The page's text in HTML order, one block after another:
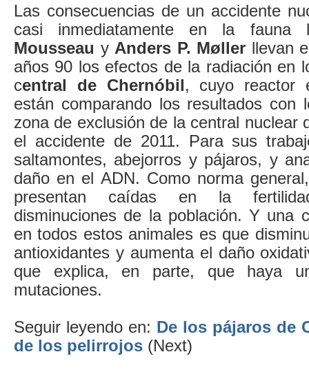
Las consecuencias de un accidente
casi inmediatamente en la
Mousseau y Anders P. Møller llevan
años 90 los efectos de la radiación en
central de Chernóbil, cuyo reactor
están comparando los resultados con
zona de exclusión de la central nuclear
el accidente de 2011. Para sus
saltamontes, abejorros y pájaros, y
daño en el ADN. Como norma
presentan caídas en la
disminuciones de la población. Y una
en todos estos animales es que
antioxidantes y aumenta el daño
que explica, en parte, que haya
mutaciones.
Seguir leyendo en: De los pájaros de
de los pelirrojos (Next)